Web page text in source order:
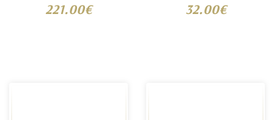
221.00€ 32.00€